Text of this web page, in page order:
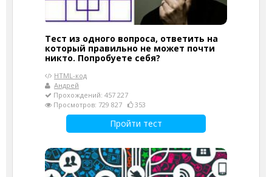
Тест из одного вопроса, ответить на
который правильно не может почти
никто. Попробуете себя?
HTML-код
Андрей
Прохождений: 457 227
Просмотров: 729 827
353
Пройти тест